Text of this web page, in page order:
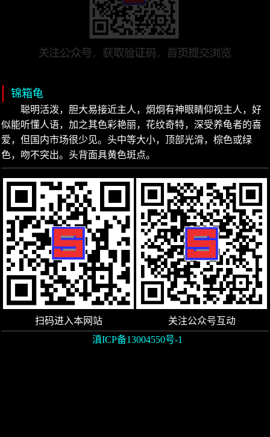
锦箱龟
聪明活泼，胆大易接近主人，炯炯有神眼睛仰视主人，好
似能听懂人语，加之其色彩艳丽，花纹奇特，深受养龟者的喜
爱，但国内市场很少见。头中等大小，顶部光滑，棕色或绿
色，吻不突出。头背面具黄色斑点。
扫码进入本网站
关注公众号互动
滇ICP备13004550号-1